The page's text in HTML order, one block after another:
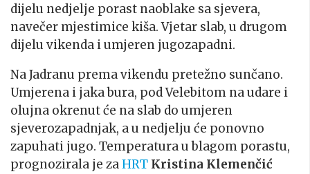
dijelu nedjelje porast naoblake sa sjevera,
navečer mjestimice kiša. Vjetar slab, u drugom
dijelu vikenda i umjeren jugozapadni.
Na Jadranu prema vikendu pretežno sunčano.
Umjerena i jaka bura, pod Velebitom na udare i
olujna okrenut će na slab do umjeren
sjeverozapadnjak, a u nedjelju će ponovno
zapuhati jugo. Temperatura u blagom porastu,
prognozirala je zaHRT Kristina Klemenčić